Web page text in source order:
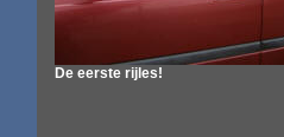
De eerste rijles!